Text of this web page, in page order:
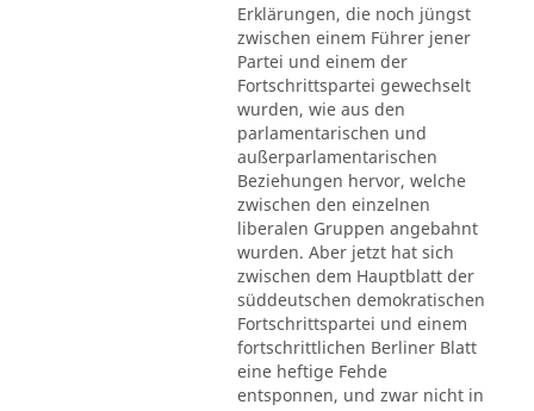
Erklärungen, die noch jüngst
zwischen einem Führer jener
Partei und einem der
Fortschrittspartei gewechselt
wurden, wie aus den
parlamentarischen und
außerparlamentarischen
Beziehungen hervor, welche
zwischen den einzelnen
liberalen Gruppen angebahnt
wurden. Aber jetzt hat sich
zwischen dem Hauptblatt der
süddeutschen demokratischen
Fortschrittspartei und einem
fortschrittlichen Berliner Blatt
eine heftige Fehde
entsponnen, und zwar nicht in